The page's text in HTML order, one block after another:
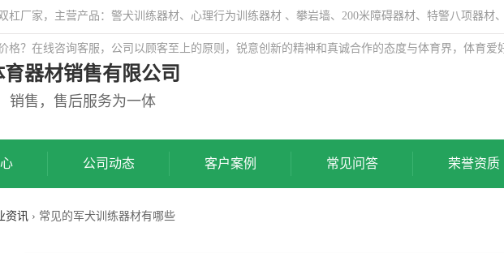
杠厂家，主营产品：警犬训练器材、心理行为训练器材 、攀岩墙、200米障碍器材、特警八项器材
格？在线咨询客服，公司以顾客至上的原则，锐意创新的精神和真诚合作的态度与体育界，体育
器材销售有限公司
销售，售后服务为一体
公司动态 客户案例 常见问答 荣誉资质
资讯 › 常见的军犬训练器材有哪些